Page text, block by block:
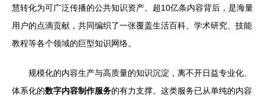
慧转化为可广泛传播的公共知识资产。超10亿条内容背后，是海量
用户的点滴贡献，共同编织了一张覆盖生活百科、学术研究、技能
教程等各个领域的巨型知识网络。
规模化的内容生产与高质量的知识沉淀，离不开日益专业化、
体系化的数字内容制作服务的有力支撑。这类服务已从单纯的内容